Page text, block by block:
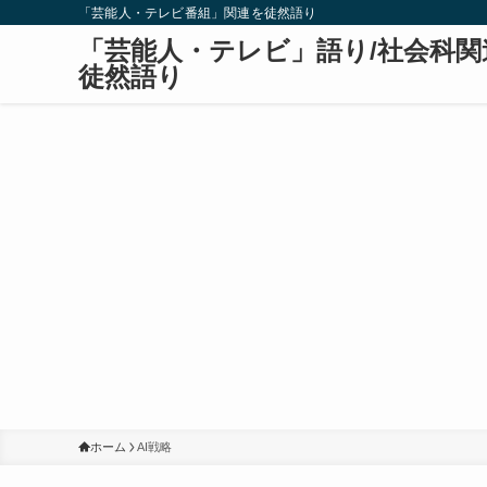
「芸能人・テレビ番組」関連を徒然語り
「芸能人・テレビ」語り/社会科
徒然語り
ホーム AI戦略